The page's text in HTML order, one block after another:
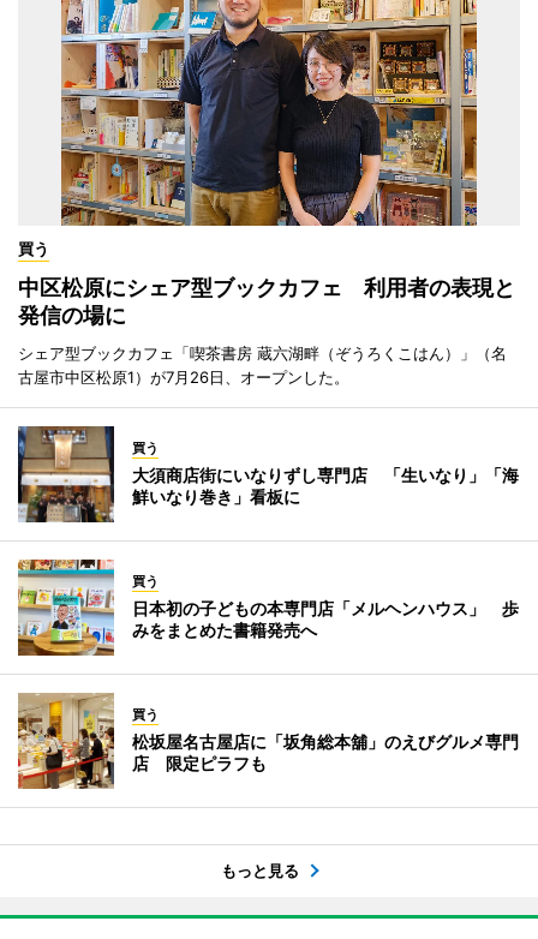
買う
中区松原にシェア型ブックカフェ 利用者の表現と
発信の場に
シェア型ブックカフェ「喫茶書房 蔵六湖畔（ぞうろくこはん）」（名
古屋市中区松原1）が7月26日、オープンした。
買う
大須商店街にいなりずし専門店 「生いなり」「海
鮮いなり巻き」看板に
買う
日本初の子どもの本専門店「メルヘンハウス」 歩
みをまとめた書籍発売へ
買う
松坂屋名古屋店に「坂角総本舖」のえびグルメ専門
店 限定ピラフも
もっと見る